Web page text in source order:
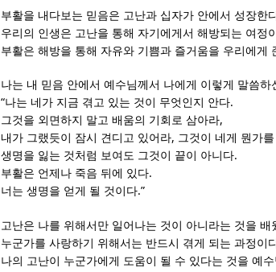
부활을 내다보는 믿음은 고난과 십자가 안에서 성장한
우리의 인생은 고난을 통해 자기에게서 해방되는 여정
부활은 해방을 통해 자유와 기쁨과 즐거움을 우리에게
나는 내 믿음 안에서 예수님께서 나에게 이렇게 말씀하
“나는 네가 지금 겪고 있는 것이 무엇인지 안다.
그것을 외면하지 말고 배움의 기회로 삼아라,
내가 그랬듯이 잠시 견디고 있어라, 그것이 네게 뭔가
생명을 잃는 것처럼 보여도 그것이 끝이 아니다.
부활은 언제나 죽음 뒤에 있다.
너는 생명을 얻게 될 것이다.”
고난은 나를 위해서만 일어나는 것이 아니라는 것을 배
누군가를 사랑하기 위해서는 반드시 겪게 되는 과정이
나의 고난이 누군가에게 도움이 될 수 있다는 것을 예